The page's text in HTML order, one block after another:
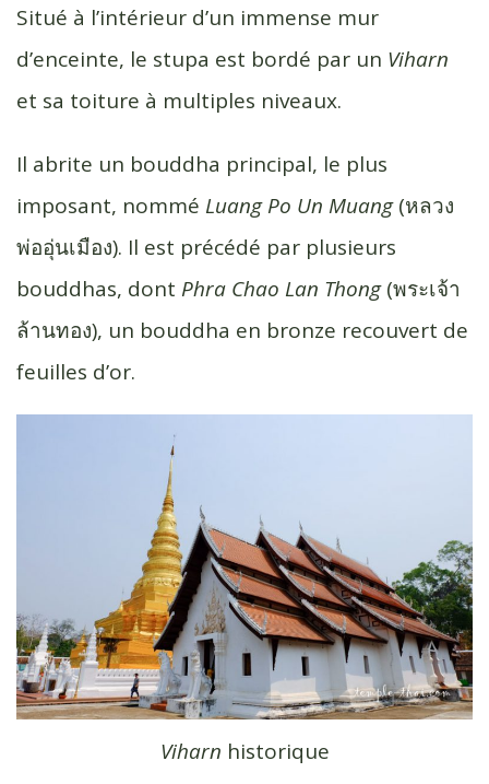
Situé à l’intérieur d’un immense mur
d’enceinte, le stupa est bordé par un Viharn
et sa toiture à multiples niveaux.
Il abrite un bouddha principal, le plus
imposant, nommé Luang Po Un Muang(หลวง
พ่อ​อุ่น​เมือง). Il est précédé par plusieurs
bouddhas, dont Phra Chao Lan Thong(พระเจ้า​
ล้าน​ทอง), un bouddha en bronze recouvert de
feuilles d’or.
Viharn historique